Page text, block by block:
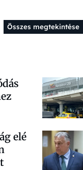
Összes megtekintése
elé